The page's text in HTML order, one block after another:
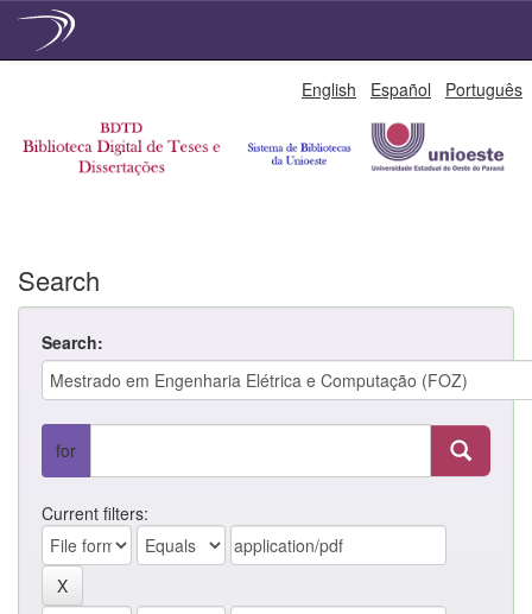
English Español Português
Search
Search:
for
Current filters: